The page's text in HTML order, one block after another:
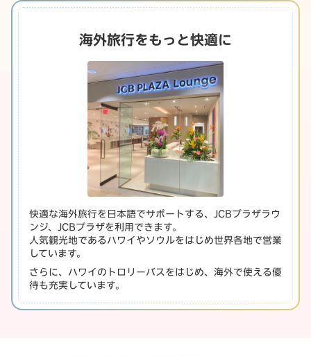
海外旅行をもっと快適に
快適な海外旅行を日本語でサポートする、JCBプラザラウ
ンジ、JCBプラザを利用できます。
人気観光地であるハワイやソウルをはじめ世界各地で営業
しています。
さらに、ハワイのトロリーバスをはじめ、海外で使える優
待も充実しています。